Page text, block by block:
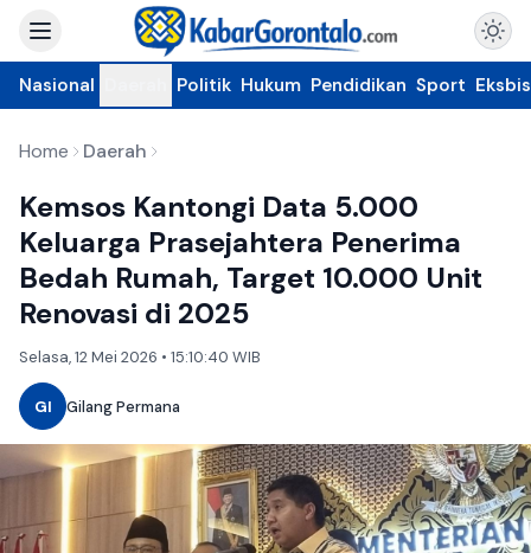
Nasional Politik Hukum Pendidikan Sport Eksbis
Home Daerah
Kemsos Kantongi Data 5.000
Keluarga Prasejahtera Penerima
Bedah Rumah, Target 10.000 Unit
Renovasi di 2025
Selasa, 12 Mei 2026 • 15:10:40 WIB
GI Gilang Permana